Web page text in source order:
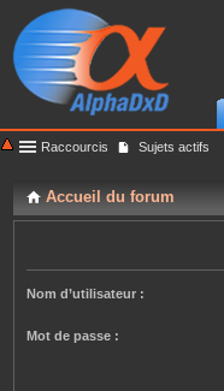
Raccourcis Sujets actifs
Accueil du forum
Nom d’utilisateur :
Mot de passe :